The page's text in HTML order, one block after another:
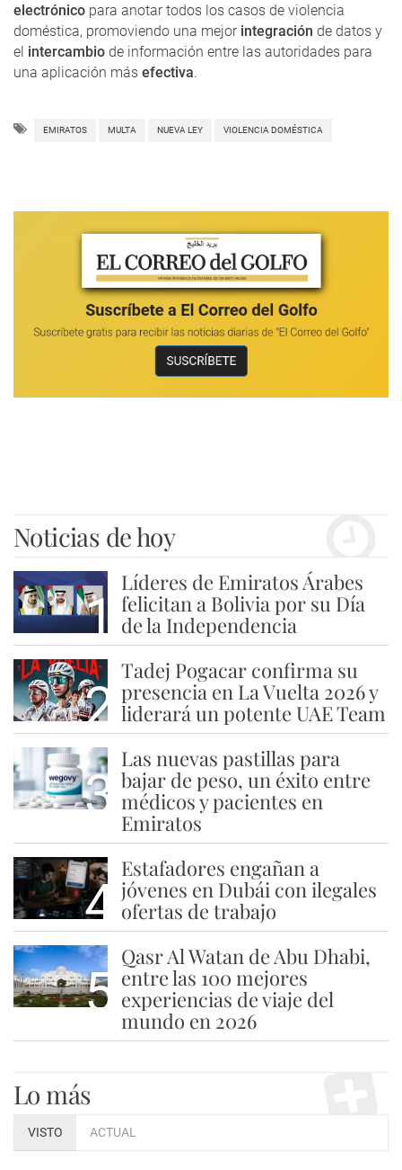
electrónico para anotar todos los casos de violencia
doméstica, promoviendo una mejor integración de datos y
el intercambio de información entre las autoridades para
una aplicación más efectiva.
EMIRATOS MULTA NUEVA LEY VIOLENCIA DOMÉSTICA
Noticias de hoy
1
Líderes de Emiratos Árabes
felicitan a Bolivia por su Día
de la Independencia
2
Tadej Pogacar confirma su
presencia en La Vuelta 2026 y
liderará un potente UAE Team
3
Las nuevas pastillas para
bajar de peso, un éxito entre
médicos y pacientes en
Emiratos
4
Estafadores engañan a
jóvenes en Dubái con ilegales
ofertas de trabajo
5
Qasr Al Watan de Abu Dhabi,
entre las 100 mejores
experiencias de viaje del
mundo en 2026
Lo más
VISTO ACTUAL